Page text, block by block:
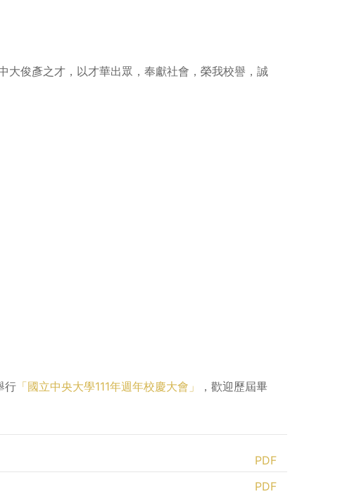
大俊彥之才，以才華出眾，奉獻社會，榮我校譽，誠
行 「國立中央大學111年週年校慶大會」
，歡迎歷屆畢
PDF
PDF